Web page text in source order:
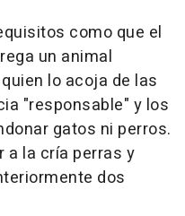
como que el
un animal
lo acoja de las
"responsable" y los
gatos ni perros.
a la cría perras y
dos